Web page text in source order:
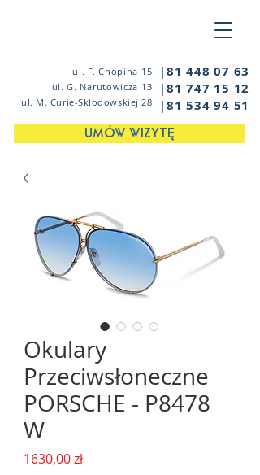
UMÓW WIZYTĘ
ul. F. Chopina 15
ul. G. Narutowicza 13
ul. M. Curie-Skłodowskiej 28
| 81 448 07 63
| 81 747 15 12
| 81 534 94 51
Okulary
Przeciwsłoneczne
PORSCHE - P8478
W
1630,00 złCena